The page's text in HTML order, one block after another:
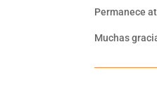
Permanece
Muchas